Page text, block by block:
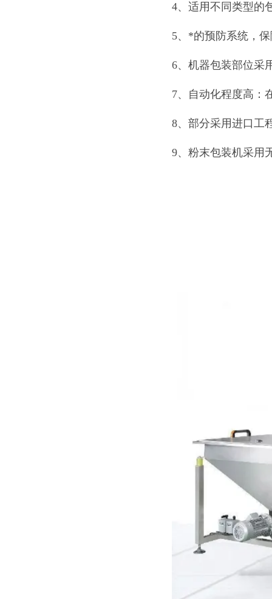
4、适用不同类型的
5、*的预防系统，
6、机器包装部位采
7、自动化程度高：
8、部分采用进口工
9、粉末包装机采用